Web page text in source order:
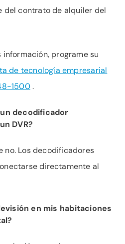
del contrato de alquiler del
información, programe su
de tecnología empresarial
1500.
decodificador
DVR?
no. Los decodificadores
directamente al
en mis habitaciones